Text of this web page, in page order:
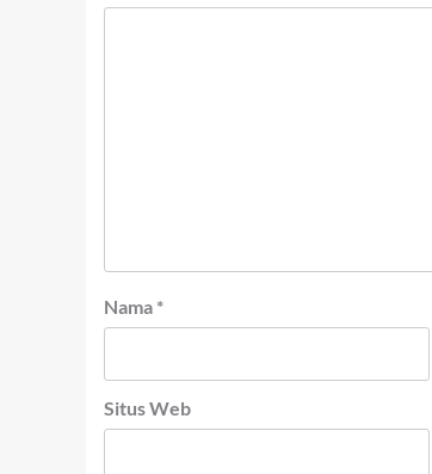
Nama *
Situs Web